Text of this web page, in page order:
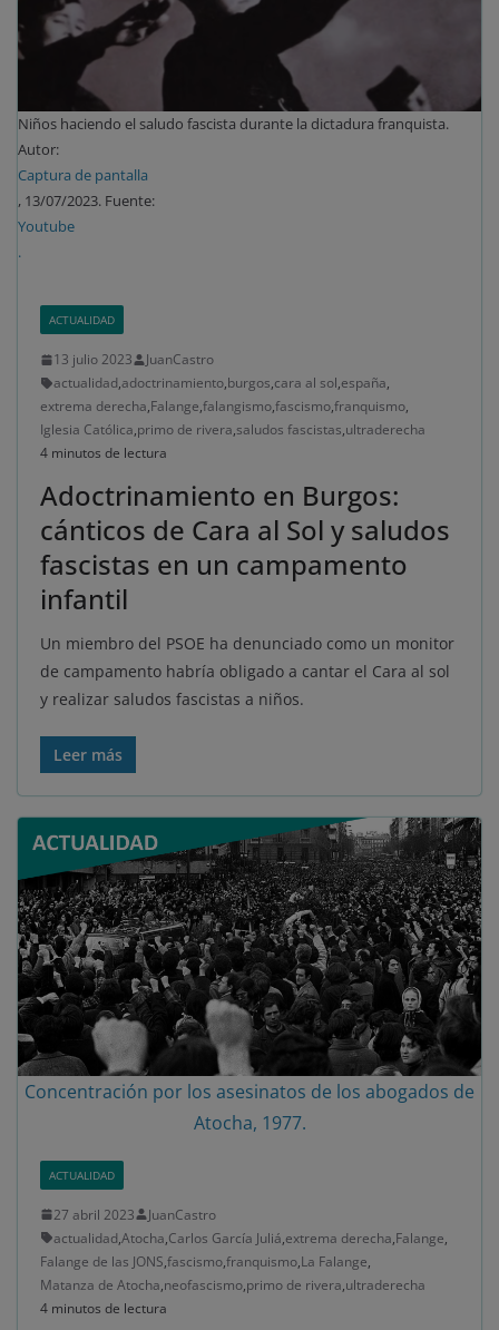
Niños haciendo el saludo fascista durante la dictadura franquista.
Autor:
Captura de pantalla
, 13/07/2023. Fuente:
Youtube
.
ACTUALIDAD
13 julio 2023
JuanCastro
actualidad,adoctrinamiento,burgos,cara al sol,españa,
extrema derecha,Falange,falangismo,fascismo,franquismo,
Iglesia Católica,primo de rivera,saludos fascistas,ultraderecha
4 minutos de lectura
Adoctrinamiento en Burgos:
cánticos de Cara al Sol y saludos
fascistas en un campamento
infantil
Un miembro del PSOE ha denunciado como un monitor
de campamento habría obligado a cantar el Cara al sol
y realizar saludos fascistas a niños.
Leer más
Concentración por los asesinatos de los abogados de
Atocha, 1977.
ACTUALIDAD
27 abril 2023
JuanCastro
actualidad,Atocha,Carlos García Juliá,extrema derecha,Falange,
Falange de las JONS,fascismo,franquismo,La Falange,
Matanza de Atocha,neofascismo,primo de rivera,ultraderecha
4 minutos de lectura